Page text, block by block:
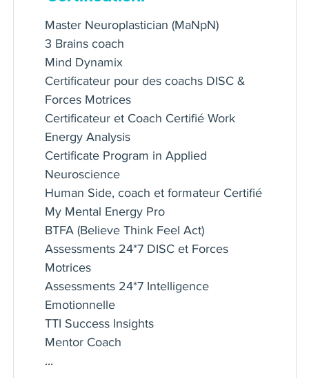
Ce que je fais et avec qui je travaille:
En tant que PDG de 3R Consultants,
coach certifié, Master Neuroplasticien
en leadership, management,
développement organisationnel et
d’équipes, j’accompagne des
entreprises à travers l’Europe dans le
développement de leur capital humain
pour leur permettre de créer de la
valeur.
Partenaire d'Outils du Coach et My
Coaching Toolkit : une plateforme de
ressources en ligne internationale,
créée par des coachs pour des coachs.
Ce site propose divers supports de
coaching : e-books, kits, jeux et
matériels de formation. Cette
plateforme aide les coachs et les
Master Neuroplastician (MaNpN)
3 Brains coach
Mind Dynamix
Certificateur pour des coachs DISC &
Forces Motrices
Certificateur et Coach Certifié Work
Energy Analysis
Certificate Program in Applied
Neuroscience
Human Side, coach et formateur Certifié
My Mental Energy Pro
BTFA (Believe Think Feel Act)
Assessments 24*7 DISC et Forces
Motrices
Assessments 24*7 Intelligence
Emotionnelle
TTI Success Insights
Mentor Coach
...